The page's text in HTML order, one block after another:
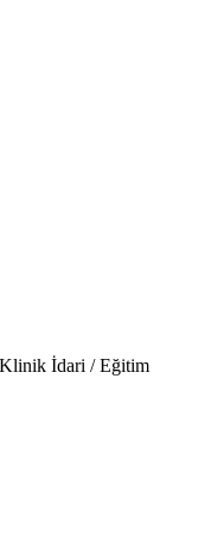
Klinik İdari / Eğitim